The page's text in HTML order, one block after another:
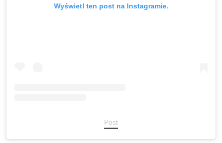
Wyświetl ten post na Instagramie.
Post